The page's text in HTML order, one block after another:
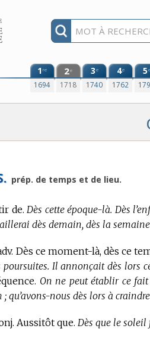
1re
1694
2e
1718
3e
1740
4e
1762
5e
prép. de temps et de lieu.
de. Dès cette époque-là. Dès
dès demain, dès la
Dès ce moment-là, dès ce
Il annonçait dès lors
On ne peut établir ce
; qu’avons-nous dès lors à
Aussitôt que. Dès que le soleil